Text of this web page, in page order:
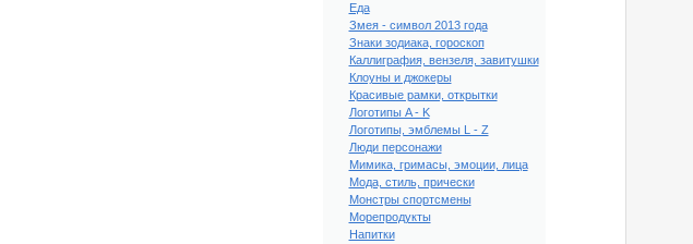
Еда
Змея - символ 2013 года
Знаки зодиака, гороскоп
Каллиграфия, вензеля, завитушки
Клоуны и джокеры
Красивые рамки, открытки
Логотипы A - K
Логотипы, эмблемы L - Z
Люди персонажи
Мимика, гримасы, эмоции, лица
Мода, стиль, прически
Монстры спортсмены
Морепродукты
Напитки